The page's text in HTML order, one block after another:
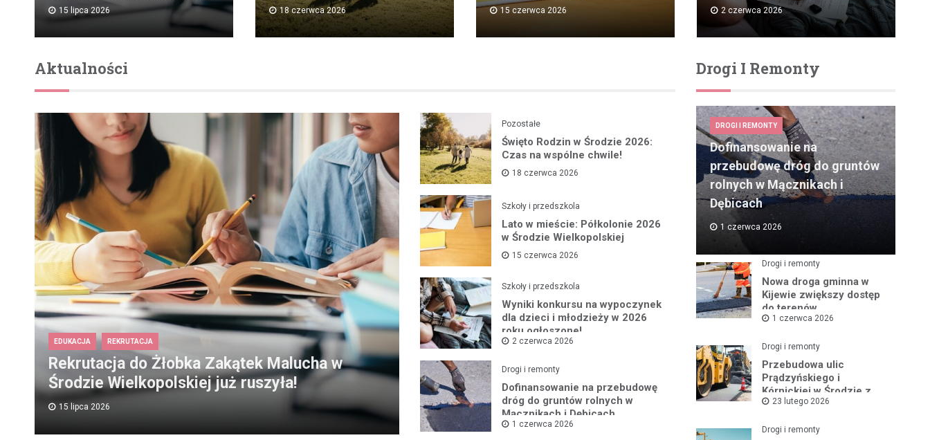
15 lipca 2026 18 czerwca 2026 15 czerwca 2026 2 czerwca 2026
Aktualności
EDUKACJA REKRUTACJA
Rekrutacja do Żłobka Zakątek Malucha w
Środzie Wielkopolskiej już ruszyła!
15 lipca 2026
Pozostałe
Święto Rodzin w Środzie 2026:
Czas na wspólne chwile!
18 czerwca 2026
Szkoły i przedszkola
Lato w mieście: Półkolonie 2026
w Środzie Wielkopolskiej
15 czerwca 2026
Szkoły i przedszkola
Wyniki konkursu na wypoczynek
dla dzieci i młodzieży w 2026
roku ogłoszone!
2 czerwca 2026
Drogi i remonty
Dofinansowanie na przebudowę
dróg do gruntów rolnych w
Mącznikach i Dębicach
1 czerwca 2026
Drogi I Remonty
DROGI I REMONTY
Dofinansowanie na
przebudowę dróg do gruntów
rolnych w Mącznikach i
Dębicach
1 czerwca 2026
Drogi i remonty
Nowa droga gminna w
Kijewie zwiększy dostęp
do terenów
inwestycyjnych
1 czerwca 2026
Drogi i remonty
Przebudowa ulic
Prądzyńskiego i
Kórnickiej w Środzie z
rządowym wsparciem
23 lutego 2026
Drogi i remonty